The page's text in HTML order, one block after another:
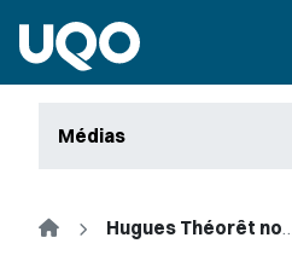
Médias
Accueil Hugues Théorêt nommé